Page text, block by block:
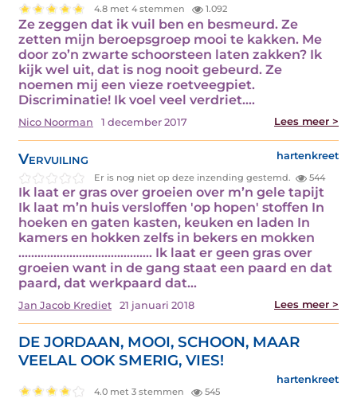
4.8 met 4 stemmen 1.092
Ze zeggen dat ik vuil ben en besmeurd. Ze
zetten mijn beroepsgroep mooi te kakken. Me
door zo’n zwarte schoorsteen laten zakken? Ik
kijk wel uit, dat is nog nooit gebeurd. Ze
noemen mij een vieze roetveegpiet.
Discriminatie! Ik voel veel verdriet.…
Nico Noorman 1 december 2017 Lees meer >
Vervuiling hartenkreet
Er is nog niet op deze inzending gestemd. 544
Ik laat er gras over groeien over m’n gele tapijt
Ik laat m’n huis versloffen 'op hopen' stoffen In
hoeken en gaten kasten, keuken en laden In
kamers en hokken zelfs in bekers en mokken
.......................................... Ik laat er geen gras over
groeien want in de gang staat een paard en dat
paard, dat werkpaard dat…
Jan Jacob Krediet 21 januari 2018 Lees meer >
DE JORDAAN, MOOI, SCHOON, MAAR
VEELAL OOK SMERIG, VIES!
hartenkreet
4.0 met 3 stemmen 545